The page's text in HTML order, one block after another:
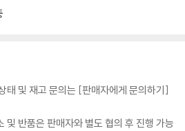
태 및 재고 문의는 [판매자에게 문의하기]
및 반품은 판매자와 별도 협의 후 진행 가능